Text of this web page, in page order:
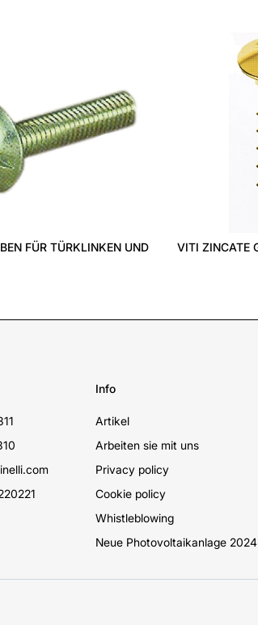
SCHRAUBEN "PANELVIT" PF TX
Info
Artikel
Arbeiten sie mit uns
Privacy policy
Cookie policy
Whistleblowing
Neue Photovoltaikanlage 2024